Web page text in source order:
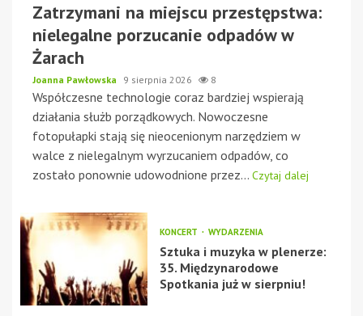
Zatrzymani na miejscu przestępstwa:
nielegalne porzucanie odpadów w
Żarach
Joanna Pawłowska 9 sierpnia 2026 8
Współczesne technologie coraz bardziej wspierają
działania służb porządkowych. Nowoczesne
fotopułapki stają się nieocenionym narzędziem w
walce z nielegalnym wyrzucaniem odpadów, co
zostało ponownie udowodnione przez... Czytaj dalej
KONCERT WYDARZENIA
Sztuka i muzyka w plenerze:
35. Międzynarodowe
Spotkania już w sierpniu!